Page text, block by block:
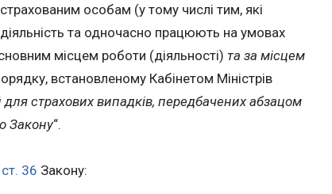
особам (у тому числі тим, які
та одночасно працюють на умовах
місцем роботи (діяльності) та за місцем
встановленому Кабінетом Міністрів
страхових випадків, передбачених абзацом
Закону“.
36 Закону: